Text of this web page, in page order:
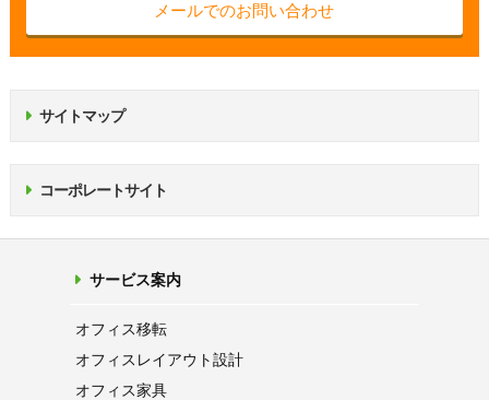
メールでのお問い合わせ
サイトマップ
コーポレートサイト
サービス案内
オフィス移転
オフィス レイアウト設計
オフィス家具